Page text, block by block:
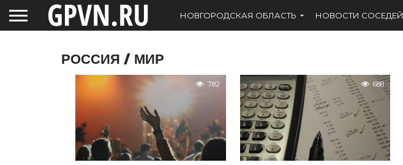
НОВГОРОДСКАЯ ОБЛАСТЬ НОВОСТИ СОСЕДЕЙ
РОССИЯ / МИР
782 688